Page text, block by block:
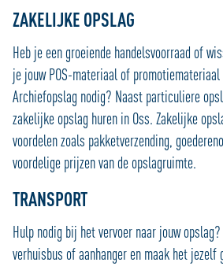
ZAKELIJKE OPSLAG
Heb je een groeiende handelsvoorraad of
je jouw POS-materiaal of
Archiefopslag nodig? Naast particuliere
zakelijke opslag huren in Oss. Zakelijke
voordelen zoals pakketverzending,
voordelige prijzen van de opslagruimte.
TRANSPORT
Hulp nodig bij het vervoer naar jouw
verhuisbus of aanhanger en maak het